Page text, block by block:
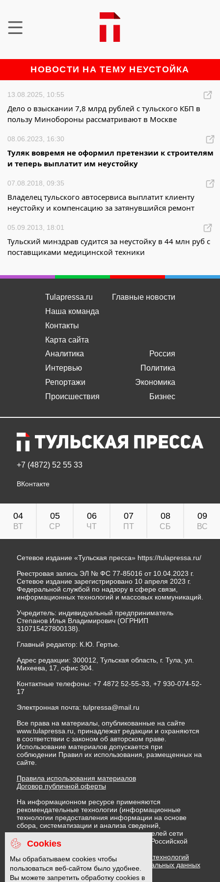
НОВОСТИ НА ТЕМУ НЕУСТОЙКА
13.08.2025, 10:55
Дело о взыскании 7,8 млрд рублей с тульского КБП в
пользу Минобороны рассматривают в Москве
08.06.2023, 16:30
Туляк вовремя не оформил претензии к строителям
и теперь выплатит им неустойку
07.08.2018, 09:35
Владелец тульского автосервиса выплатит клиенту
неустойку и компенсацию за затянувшийся ремонт
05.09.2013, 18:01
Тульский минздрав судится за неустойку в 44 млн руб с
поставщиками медицинской техники
Tulapressa.ru
Наша команда
Контакты
Карта сайта
Главные новости
Аналитика
Интервью
Репортажи
Происшествия
Россия
Политика
Экономика
Бизнес
+7 (4872) 52 55 33
ВКонтакте
04
ВТ
05
СР
06
ЧТ
07
ПТ
08
СБ
09
ВС
Сетевое издание «Тульская пресса» https://tulapressa.ru/
Реестровая запись ЭЛ № ФС 77-85016 от 10.04.2023 г.
Сетевое издание зарегистрировано 10 апреля 2023 г.
Федеральной службой по надзору в сфере связи,
информационных технологий и массовых коммуникаций.
Учредитель: индивидуальный предприниматель
Степанов Илья Владимирович (ОГРНИП
310715427800138).
Главный редактор: К.Ю. Гертье.
Адрес редакции: 300012, Тульская область, г. Тула, ул.
Михеева, 17, офис 304.
Контактные телефоны: +7 4872 52-55-33, +7 930-074-52-
17
Электронная почта: tulpressa@mail.ru
Все права на материалы, опубликованные на сайте
www.tulapressa.ru, принадлежат редакции и охраняются
в соответствии с законом об авторском праве.
Использование материалов допускается при
соблюдении Правил их использования, размещенных на
сайте.
Правила использования материалов
Договор публичной оферты
На информационном ресурсе применяются
рекомендательные технологии (информационные
технологии предоставления информации на основе
сбора, систематизации и анализа сведений,
относящихся к предпочтениям пользователей сети
"Интернет", находящихся на территории Российской
Федерации)
Правила применения рекомендательных технологий
Политика в отношении обработки персональных данных
Политика обработки файлов cookie
Cookies
Мы обрабатываем cookies чтобы
пользоваться веб-сайтом было удобнее.
Вы можете запретить обработку cookies в